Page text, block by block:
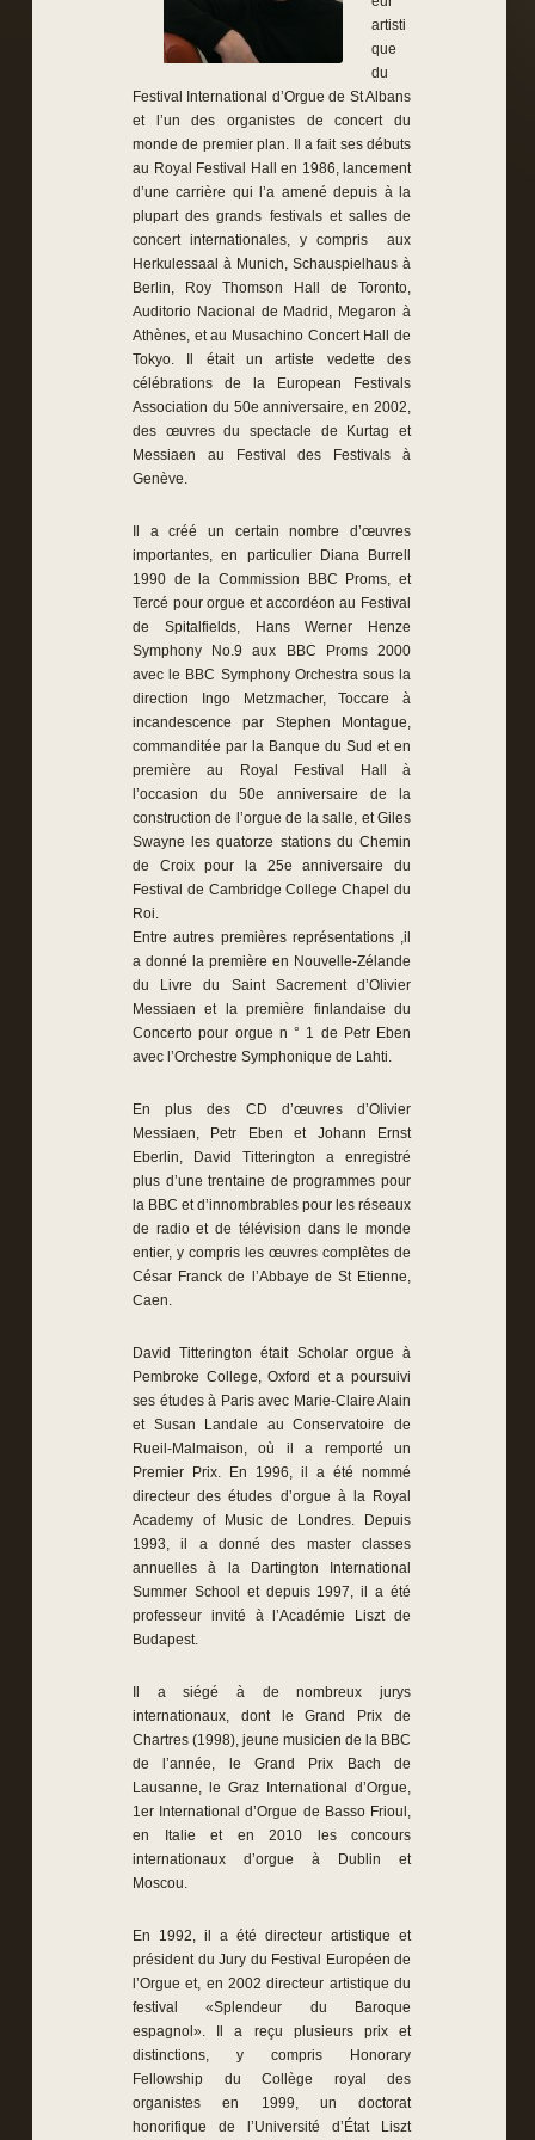
artisti
que
du
Festival International d’Orgue de St Albans
et l’un des organistes de concert du
monde de premier plan. Il a fait ses débuts
au Royal Festival Hall en 1986, lancement
d’une carrière qui l’a amené depuis à la
plupart des grands festivals et salles de
concert internationales, y compris aux
Herkulessaal à Munich, Schauspielhaus à
Berlin, Roy Thomson Hall de Toronto,
Auditorio Nacional de Madrid, Megaron à
Athènes, et au Musachino Concert Hall de
Tokyo. Il était un artiste vedette des
célébrations de la European Festivals
Association du 50e anniversaire, en 2002,
des œuvres du spectacle de Kurtag et
Messiaen au Festival des Festivals à
Genève.
Il a créé un certain nombre d’œuvres
importantes, en particulier Diana Burrell
1990 de la Commission BBC Proms, et
Tercé pour orgue et accordéon au Festival
de Spitalfields, Hans Werner Henze
Symphony No.9 aux BBC Proms 2000
avec le BBC Symphony Orchestra sous la
direction Ingo Metzmacher, Toccare à
incandescence par Stephen Montague,
commanditée par la Banque du Sud et en
première au Royal Festival Hall à
l’occasion du 50e anniversaire de la
construction de l’orgue de la salle, et Giles
Swayne les quatorze stations du Chemin
de Croix pour la 25e anniversaire du
Festival de Cambridge College Chapel du
Roi.
Entre autres premières représentations ,il
a donné la première en Nouvelle-Zélande
du Livre du Saint Sacrement d’Olivier
Messiaen et la première finlandaise du
Concerto pour orgue n ° 1 de Petr Eben
avec l’Orchestre Symphonique de Lahti.
En plus des CD d’œuvres d’Olivier
Messiaen, Petr Eben et Johann Ernst
Eberlin, David Titterington a enregistré
plus d’une trentaine de programmes pour
la BBC et d’innombrables pour les réseaux
de radio et de télévision dans le monde
entier, y compris les œuvres complètes de
César Franck de l’Abbaye de St Etienne,
Caen.
David Titterington était Scholar orgue à
Pembroke College, Oxford et a poursuivi
ses études à Paris avec Marie-Claire Alain
et Susan Landale au Conservatoire de
Rueil-Malmaison, où il a remporté un
Premier Prix. En 1996, il a été nommé
directeur des études d’orgue à la Royal
Academy of Music de Londres. Depuis
1993, il a donné des master classes
annuelles à la Dartington International
Summer School et depuis 1997, il a été
professeur invité à l’Académie Liszt de
Budapest.
Il a siégé à de nombreux jurys
internationaux, dont le Grand Prix de
Chartres (1998), jeune musicien de la BBC
de l’année, le Grand Prix Bach de
Lausanne, le Graz International d’Orgue,
1er International d’Orgue de Basso Frioul,
en Italie et en 2010 les concours
internationaux d’orgue à Dublin et
Moscou.
En 1992, il a été directeur artistique et
président du Jury du Festival Européen de
l’Orgue et, en 2002 directeur artistique du
festival «Splendeur du Baroque
espagnol». Il a reçu plusieurs prix et
distinctions, y compris Honorary
Fellowship du Collège royal des
organistes en 1999, un doctorat
honorifique de l’Université d’État Liszt